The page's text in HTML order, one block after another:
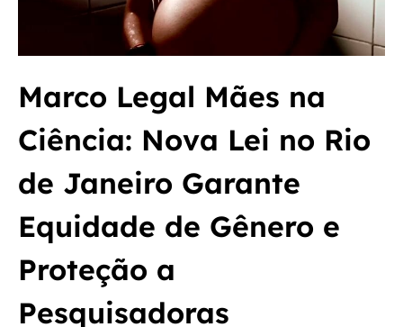
Marco Legal Mães na
Ciência: Nova Lei no Rio
de Janeiro Garante
Equidade de Gênero e
Proteção a
Pesquisadoras